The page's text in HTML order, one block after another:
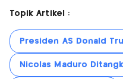
Topik Artikel :
Presiden AS Donald
Nicolas Maduro